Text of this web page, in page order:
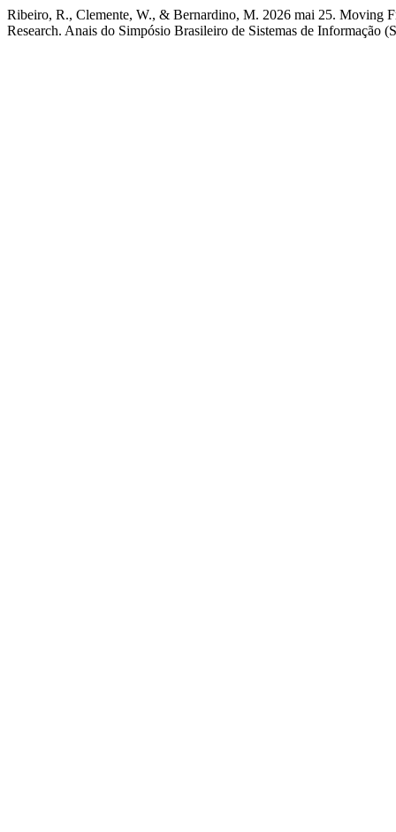
Ribeiro, R., Clemente, W., & Bernardino, M. 2026 mai 25. Moving
Research. Anais do Simpósio Brasileiro de Sistemas de Informação